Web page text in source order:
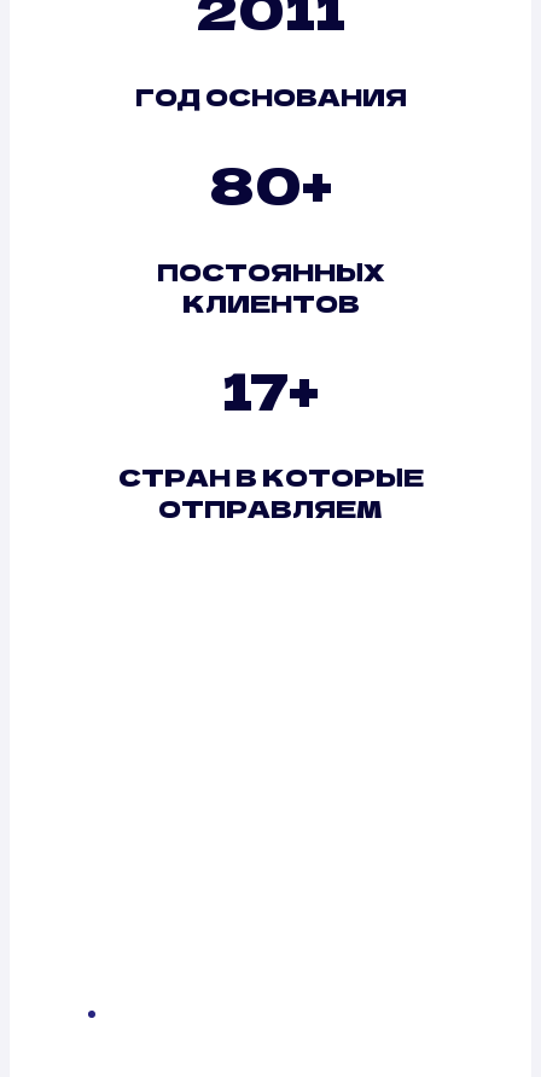
ГОД ОСНОВАНИЯ
80+
ПОСТОЯННЫХ
КЛИЕНТОВ
17+
СТРАН В КОТОРЫЕ
ОТПРАВЛЯЕМ